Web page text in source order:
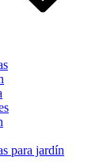
para jardín